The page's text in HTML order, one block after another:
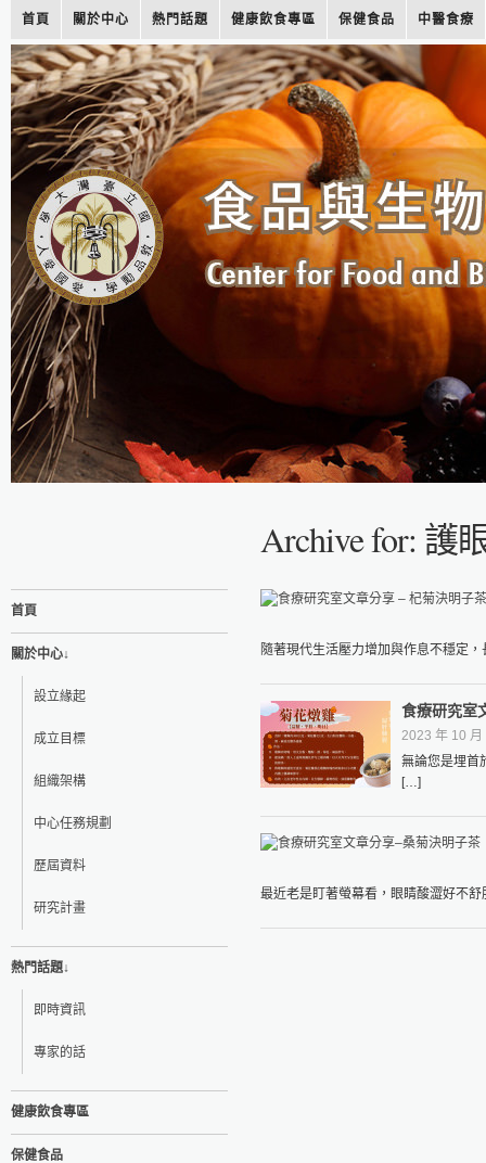
首頁 關於中心 熱門話題 健康飲食專區 保健食品 中醫食療
Archive for: 護
首頁
關於中心↓
設立緣起
成立目標
組織架構
中心任務規劃
歷屆資料
研究計畫
熱門話題↓
即時資訊
專家的話
健康飲食專區
保健食品
隨著現代生活壓力增加與作息不穩定
食療研究室
2023 年 10
無論您是埋首
[…]
最近老是盯著螢幕看，眼睛酸澀好不